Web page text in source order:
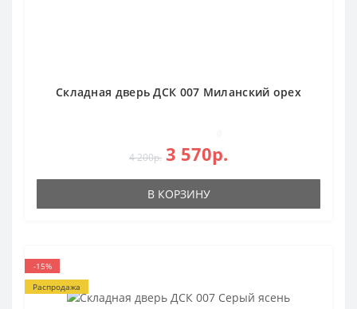
Складная дверь ДСК 007 Миланский орех
4 200р. 3 570р.
В КОРЗИНУ
-15%
Распродажа